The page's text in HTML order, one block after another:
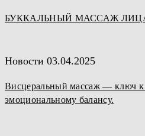
БУККАЛЬНЫЙ МАССАЖ
Новости 03.04.2025
Висцеральный массаж — ключ к
эмоциональному балансу.